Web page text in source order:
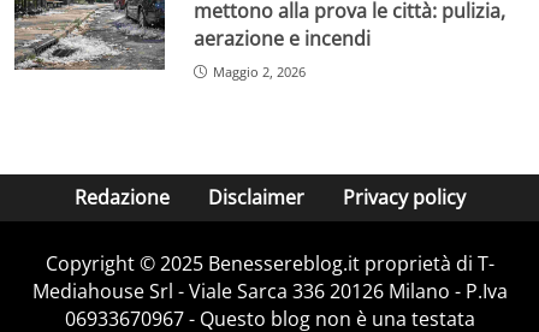
mettono alla prova le città: pulizia,
aerazione e incendi
Maggio 2, 2026
Redazione Disclaimer Privacy policy
Copyright © 2025 Benessereblog.it proprietà di T-
Mediahouse Srl - Viale Sarca 336 20126 Milano - P.Iva
06933670967 - Questo blog non è una testata